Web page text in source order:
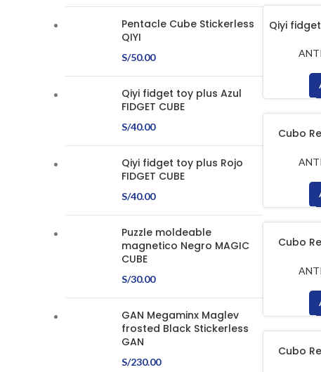
Pentacle Cube Stickerless
QIYI
S/50.00
Qiyi fidget toy plus Azul
FIDGET CUBE
S/40.00
Qiyi fidget toy plus Rojo
FIDGET CUBE
S/40.00
Puzzle moldeable
magnetico Negro MAGIC
CUBE
S/30.00
GAN Megaminx Maglev
frosted Black Stickerless
GAN
S/230.00
Qiyi fidget
Cubo
Cubo
Cubo